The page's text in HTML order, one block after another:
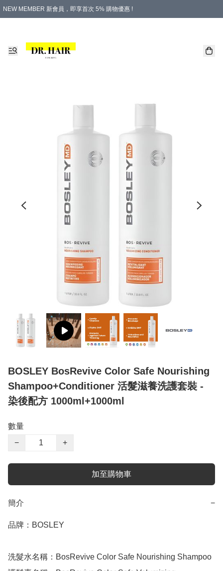
NEW MEMBER 新會員，即享首次 5% 購物優惠 !
BOSLEY BosRevive Color Safe Nourishing
Shampoo+Conditioner 活髮滋養洗護套裝 -
染後配方 1000ml+1000ml
數量
−
+
加至購物車
簡介 −
品牌：BOSLEY
洗髮水名稱：BosRevive Color Safe Nourishing Shampoo